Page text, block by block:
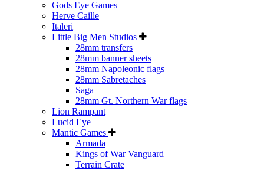
Gods Eye Games
Herve Caille
Italeri
Little Big Men Studios
28mm transfers
28mm banner sheets
28mm Napoleonic flags
28mm Sabretaches
Saga
28mm Gt. Northern War flags
Lion Rampant
Lucid Eye
Mantic Games
Armada
Kings of War Vanguard
Terrain Crate